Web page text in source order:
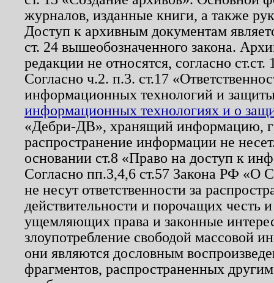
журналов, изданные книги, а также
Доступ к архивным документам
ст. 24 вышеобозначенного закона.
редакции не относятся, согласно
Согласно ч.2. п.3. ст.17
информационных технологий и
информационных технологиях и о
«Дебри-ДВ», хранящий информацию,
распространение информации не
основании ст.8 «Право на доступ к
Согласно пп.3,4,6 ст.57 Закона РФ «О
не несут ответственности за
действительности и порочащих честь
ущемляющих права и законные
злоупотребление свободой массовой
они являются дословным
фрагментов, распространенных